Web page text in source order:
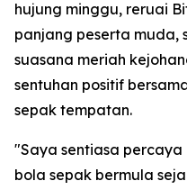
hujung minggu, reruai
panjang peserta muda,
suasana meriah
sentuhan positif
sepak tempatan.
"Saya sentiasa
bola sepak bermula